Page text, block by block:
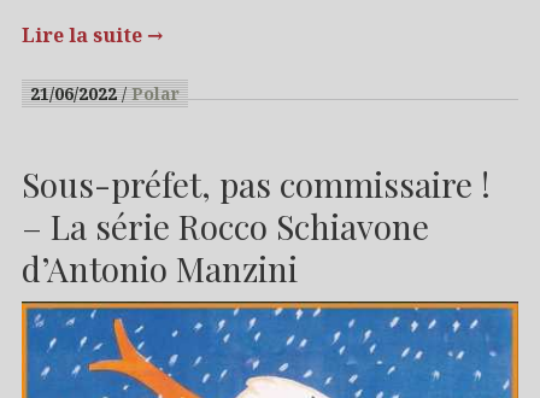
Lire la suite →
21/06/2022 Polar
Sous-préfet, pas commissaire !
– La série Rocco Schiavone
d’Antonio Manzini